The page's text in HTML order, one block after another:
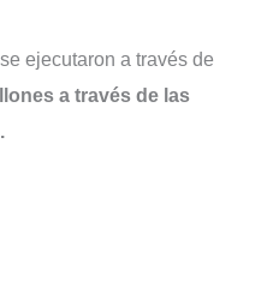
ejecutaron a través de
a través de las